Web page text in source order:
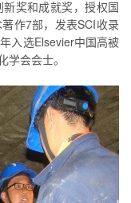
奖和成就奖，授权国
作7部，发表SCI收录
入选Elsevier中国高被
会会士。